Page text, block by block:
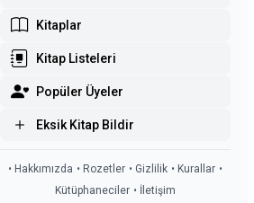
Kitaplar
Kitap Listeleri
Popüler Üyeler
Eksik Kitap Bildir
• Hakkımızda • Rozetler • Gizlilik • Kurallar •
Kütüphaneciler • İletişim